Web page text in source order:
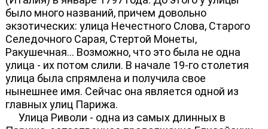
было много названий, причем довольно
экзотических: улица Нечестного Слова, Старого
Селедочного Сарая, Стертой Монеты,
Ракушечная... Возможно, что это была не одна
улица - их потом слили. В начале 19-го столетия
улица была спрямлена и получила свое
нынешнее имя. Сейчас она является одной из
главных улиц Парижа.
Улица Риволи - одна из самых длинных в